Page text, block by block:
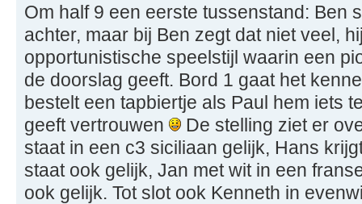
Om half 9 een eerste tussenstand: Ben
achter, maar bij Ben zegt dat niet veel,
opportunistische speelstijl waarin een
de doorslag geeft. Bord 1 gaat het
bestelt een tapbiertje als Paul hem iets
geeft vertrouwen
De stelling ziet er
staat in een c3 siciliaan gelijk, Hans
staat ook gelijk, Jan met wit in een
ook gelijk. Tot slot ook Kenneth in